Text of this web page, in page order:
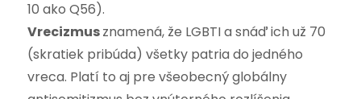
10 ako Q56).
Vrecizmusznamená, že LGBTI a snáď ich už 70
(skratiek pribúda) všetky patria do jedného
vreca. Platí to aj pre všeobecný globálny